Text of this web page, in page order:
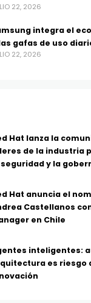
22, 2026
integra el
gafas de uso
22, 2026
Hat lanza la
de la industria
y la
Hat anuncia el
Castellanos
en Chile
inteligentes:
es riesgo